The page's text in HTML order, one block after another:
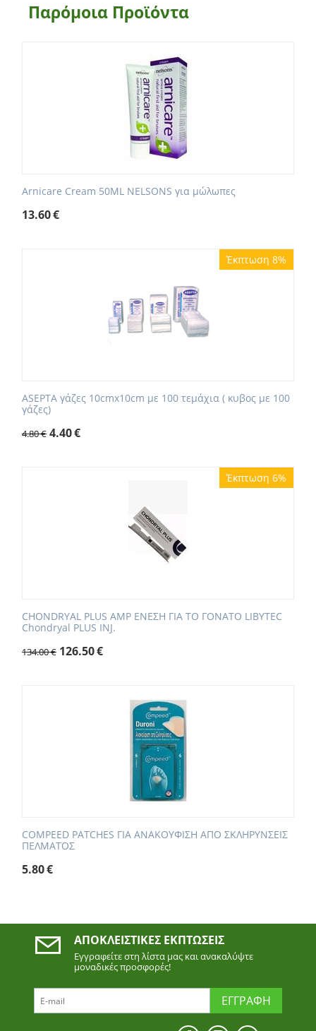
Παρόμοια Προϊόντα
Arnicare Cream 50ML NELSONS για μώλωπες
13.60€
Έκπτωση 8%
ASEPTA γάζες 10cmx10cm με 100 τεμάχια ( κυβος με 100
γάζες)
4.80€ 4.40€
Έκπτωση 6%
CHOΝDRΥAL PLUS AMP ΕΝΕΣΗ ΓΙΑ ΤΟ ΓΟΝΑΤΟ LIBYTEC
Chondryal PLUS INJ.
134.00€ 126.50€
COMPEED PATCHES ΓΙΑ ΑΝΑΚΟΥΦΙΣΗ ΑΠΟ ΣΚΛΗΡΥΝΣΕΙΣ
ΠΕΛΜΑΤΟΣ
5.80€
ΑΠΟΚΛΕΙΣΤΙΚΈΣ ΕΚΠΤΏΣΕΙΣ
Εγγραφείτε στη λίστα μας και ανακαλύψτε
μοναδικές προσφορές!
ΕΓΓΡΑΦΉ